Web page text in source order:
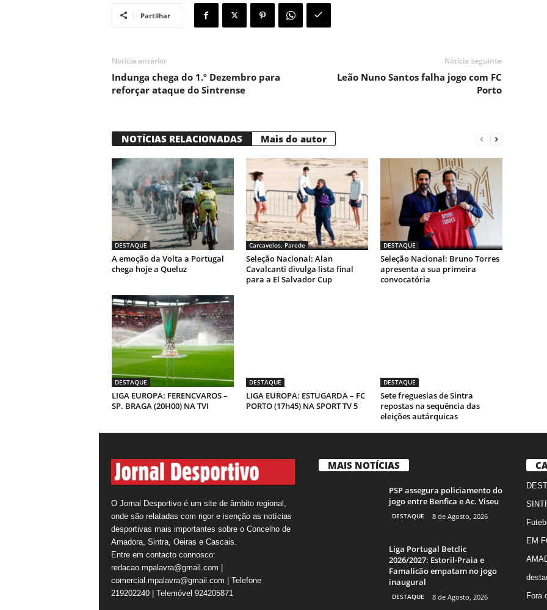
Partilhar
Notícia anterior
Indunga chega do 1.º Dezembro para
reforçar ataque do Sintrense
Notícia seguinte
Leão Nuno Santos falha jogo com FC
Porto
NOTÍCIAS RELACIONADAS Mais do autor
DESTAQUE
A emoção da Volta a Portugal
chega hoje a Queluz
Carcavelos, Parede
Seleção Nacional: Alan
Cavalcanti divulga lista final
para a El Salvador Cup
DESTAQUE
Seleção Nacional: Bruno Torres
apresenta a sua primeira
convocatória
DESTAQUE
LIGA EUROPA: FERENCVAROS –
SP. BRAGA (20H00) NA TVI
DESTAQUE
LIGA EUROPA: ESTUGARDA – FC
PORTO (17h45) NA SPORT TV 5
DESTAQUE
Sete freguesias de Sintra
repostas na sequência das
eleições autárquicas
O Jornal Desportivo é um site de âmbito regional,
onde são relatadas com rigor e isenção as notícias
desportivas mais importantes sobre o Concelho de
Amadora, Sintra, Oeiras e Cascais.
Entre em contacto connosco:
redacao.mpalavra@gmail.com |
comercial.mpalavra@gmail.com | Telefone
219202240 | Telemóvel 924205871
MAIS NOTÍCIAS
PSP assegura policiamento do
jogo entre Benfica e Ac. Viseu
DESTAQUE 8 de Agosto, 2026
Liga Portugal Betclic
2026/2027: Estoril-Praia e
Famalicão empatam no jogo
inaugural
DESTAQUE 8 de Agosto, 2026
EM
Fora